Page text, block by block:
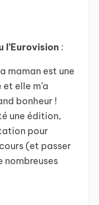
l’Eurovision :
maman est une
elle m’a
bonheur !
une édition,
pour
(et passer
nombreuses